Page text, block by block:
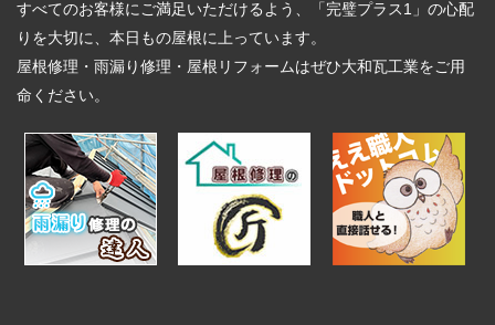
すべてのお客様にご満足いただけるよう、「完璧プラス1」の心配
りを大切に、本日もの屋根に上っています。
屋根修理・雨漏り修理・屋根リフォームはぜひ大和瓦工業をご用
命ください。